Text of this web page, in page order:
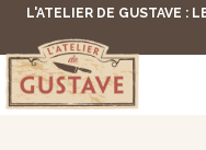
L'ATELIER DE GUSTAVE :